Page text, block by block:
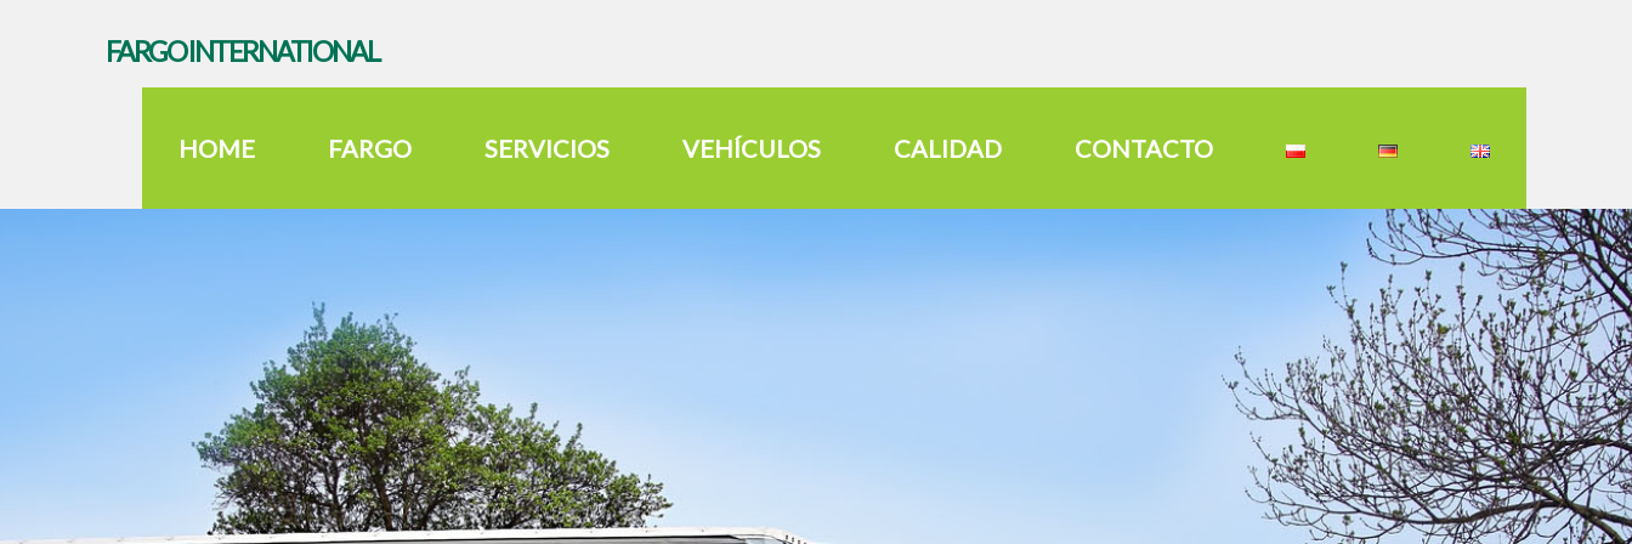
FARGO INTERNATIONAL
HOME FARGO SERVICIOS VEHÍCULOS CALIDAD CONTACTO
MEGATRÁILER
VEHÍCULOS MEGATRÁILER